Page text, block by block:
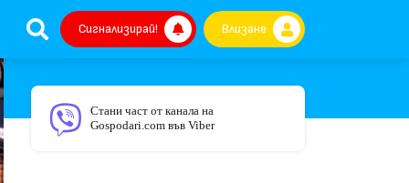
Сигнализирай! Влизане
Стани част от канала на
Gospodari.com във Viber